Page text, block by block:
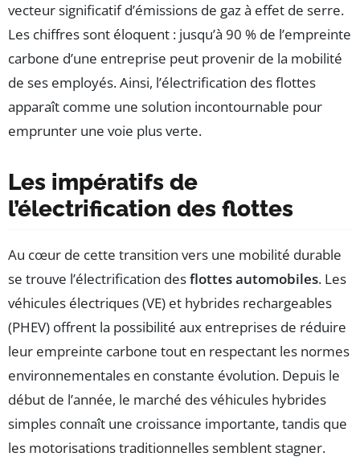
vecteur significatif d’émissions de gaz à effet de serre.
Les chiffres sont éloquent : jusqu’à 90 % de l’empreinte
carbone d’une entreprise peut provenir de la mobilité
de ses employés. Ainsi, l’électrification des flottes
apparaît comme une solution incontournable pour
emprunter une voie plus verte.
Les impératifs de
l’électrification des flottes
Au cœur de cette transition vers une mobilité durable
se trouve l’électrification desflottes automobiles. Les
véhicules électriques (VE) et hybrides rechargeables
(PHEV) offrent la possibilité aux entreprises de réduire
leur empreinte carbone tout en respectant les normes
environnementales en constante évolution. Depuis le
début de l’année, le marché des véhicules hybrides
simples connaît une croissance importante, tandis que
les motorisations traditionnelles semblent stagner.